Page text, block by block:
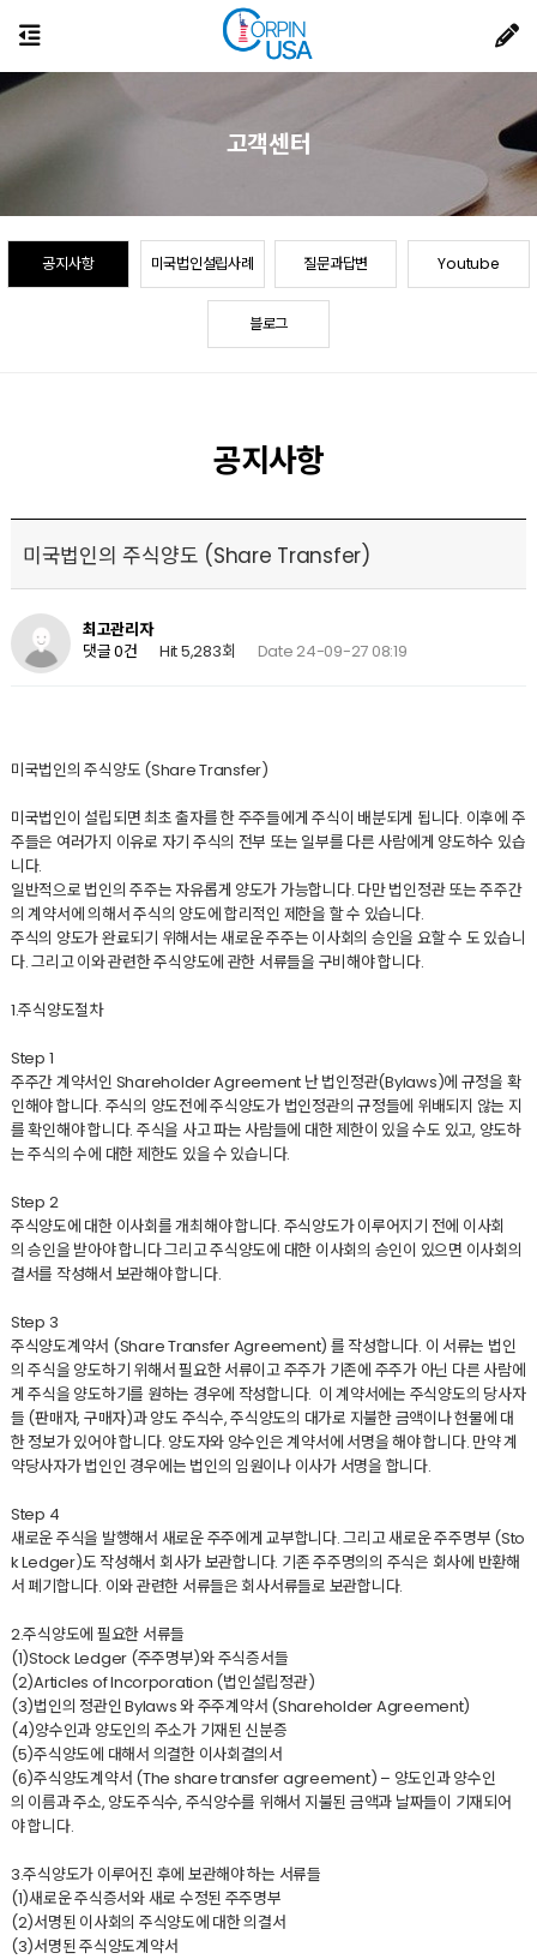
공지사항 미국법인설립사례 질문과답변 Youtube
블로그
고객센터
공지사항
미국법인의 주식양도 (Share Transfer)
최고관리자
댓글 0건
Hit 5,283회 Date 24-09-27 08:19
미국법인의 주식양도 (Share Transfer)
미국법인이 설립되면 최초 출자를 한 주주들에게 주식이 배분되게 됩니다. 이후에 주
주들은 여러가지 이유로 자기 주식의 전부 또는 일부를 다른 사람에게 양도하수 있습
니다.
일반적으로 법인의 주주는 자유롭게 양도가 가능합니다. 다만 법인정관 또는 주주간
의 계약서에 의해서 주식의 양도에 합리적인 제한을 할 수 있습니다.
주식의 양도가 완료되기 위해서는 새로운 주주는 이사회의 승인을 요할 수 도 있습니
다. 그리고 이와 관련한 주식양도에 관한 서류들을 구비해야 합니다.
1.주식양도절차
Step 1
주주간 계약서인 Shareholder Agreement 난 법인정관(Bylaws)에 규정을 확
인해야 합니다. 주식의 양도전에 주식양도가 법인정관의 규정들에 위배되지 않는 지
를 확인해야 합니다. 주식을 사고 파는 사람들에 대한 제한이 있을 수도 있고, 양도하
는 주식의 수에 대한 제한도 있을 수 있습니다.
Step 2
주식양도에 대한 이사회를 개최해야 합니다. 주식양도가 이루어지기 전에 이사회
의 승인을 받아야 합니다 그리고 주식양도에 대한 이사회의 승인이 있으면 이사회의
결서를 작성해서 보관해야 합니다.
Step 3
주식양도계약서 (Share Transfer Agreement) 를 작성합니다. 이 서류는 법인
의 주식을 양도하기 위해서 필요한 서류이고 주주가 기존에 주주가 아닌 다른 사람에
게 주식을 양도하기를 원하는 경우에 작성합니다. 이 계약서에는 주식양도의 당사자
들 (판매자, 구매자)과 양도 주식수, 주식양도의 대가로 지불한 금액이나 현물에 대
한 정보가 있어야 합니다. 양도자와 양수인은 계약서에 서명을 해야 합니다. 만약 계
약당사자가 법인인 경우에는 법인의 임원이나 이사가 서명을 합니다.
Step 4
새로운 주식을 발행해서 새로운 주주에게 교부합니다. 그리고 새로운 주주명부 (Sto
k Ledger)도 작성해서 회사가 보관합니다. 기존 주주명의의 주식은 회사에 반환해
서 폐기합니다. 이와 관련한 서류들은 회사서류들로 보관합니다.
2.주식양도에 필요한 서류들
(1)Stock Ledger (주주명부)와 주식증서들
(2)Articles of Incorporation (법인설립정관)
(3)법인의 정관인 Bylaws 와 주주계약서 (Shareholder Agreement)
(4)양수인과 양도인의 주소가 기재된 신분증
(5)주식양도에 대해서 의결한 이사회결의서
(6)주식양도계약서 (The share transfer agreement) – 양도인과 양수인
의 이름과 주소, 양도주식수, 주식양수를 위해서 지불된 금액과 날짜들이 기재되어
야 합니다.
3.주식양도가 이루어진 후에 보관해야 하는 서류들
(1)새로운 주식증서와 새로 수정된 주주명부
(2)서명된 이사회의 주식양도에 대한 의결서
(3)서명된 주식양도계약서